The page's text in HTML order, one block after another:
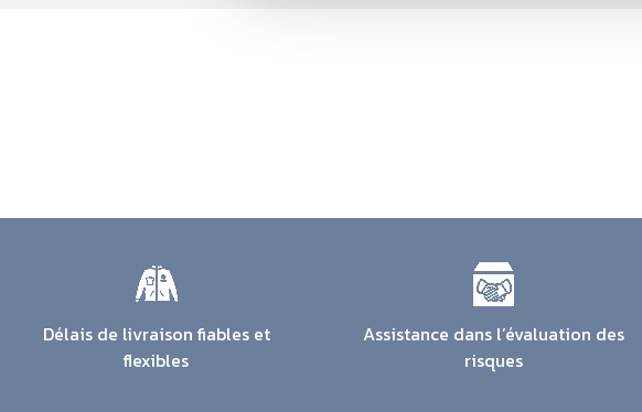
Délais de livraison fiables et
flexibles
Assistance dans l’évaluation des
risques